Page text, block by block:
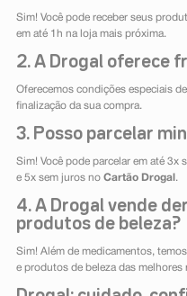
Sim! Você pode receber seus
em até 1h na loja mais próxima.
2. A Drogal oferece
Oferecemos condições especiais
finalização da sua compra.
3. Posso parcelar
Sim! Você pode parcelar em até
e 5x sem juros no Cartão Drogal .
4. A Drogal vende
produtos de beleza?
Sim! Além de medicamentos,
e produtos de beleza das melhores